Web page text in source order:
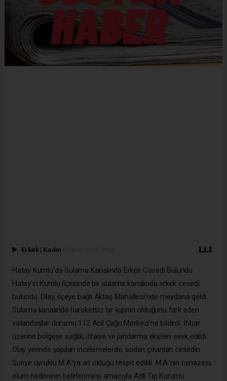
Erkek | Kadın
Hatay Kumlu’da Sulama Kanalında Erkek Cesedi Bulundu
Hatay’ın Kumlu ilçesinde bir sulama kanalında erkek cesedi
bulundu. Olay, ilçeye bağlı Aktaş Mahallesi’nde meydana geldi.
Sulama kanalında hareketsiz bir kişinin olduğunu fark eden
vatandaşlar durumu 112 Acil Çağrı Merkezi’ne bildirdi. İhbar
üzerine bölgeye sağlık, itfaiye ve jandarma ekipleri sevk edildi.
Olay yerinde yapılan incelemelerde, sudan çıkarılan cesedin
Suriye uyruklu M.A.’ya ait olduğu tespit edildi. M.A.’nın cenazesi,
ölüm nedeninin belirlenmesi amacıyla Adli Tıp Kurumu